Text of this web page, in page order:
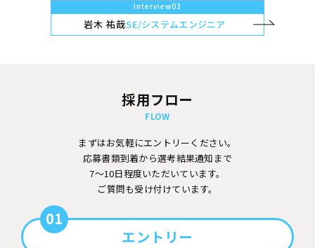
Interview03
岩木 祐哉SE/システムエンジニア
採用フロー
FLOW
まずはお気軽にエントリーください。
応募書類到着から選考結果通知まで
7～10日程度いただいています。
ご質問も受け付けています。
エントリー
01